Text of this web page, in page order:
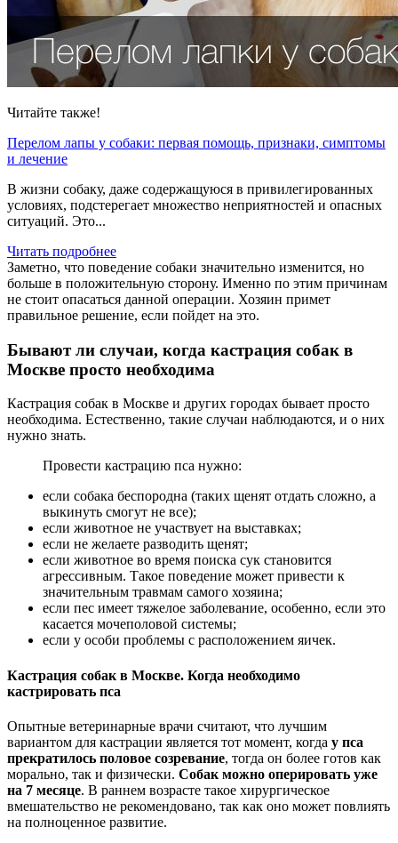
Читайте также!
Перелом лапы у собаки: первая помощь, признаки, симптомы
и лечение
В жизни собаку, даже содержащуюся в привилегированных
условиях, подстерегает множество неприятностей и опасных
ситуаций. Это...
Читать подробнее
Заметно, что поведение собаки значительно изменится, но
больше в положительную сторону. Именно по этим причинам
не стоит опасаться данной операции. Хозяин примет
правильное решение, если пойдет на это.
Бывают ли случаи, когда кастрация собак в
Москве просто необходима
Кастрация собак в Москве и других городах бывает просто
необходима. Естественно, такие случаи наблюдаются, и о них
нужно знать.
Провести кастрацию пса нужно:
если собака беспородна (таких щенят отдать сложно, а
выкинуть смогут не все);
если животное не участвует на выставках;
если не желаете разводить щенят;
если животное во время поиска сук становится
агрессивным. Такое поведение может привести к
значительным травмам самого хозяина;
если пес имеет тяжелое заболевание, особенно, если это
касается мочеполовой системы;
если у особи проблемы с расположением яичек.
Кастрация собак в Москве. Когда необходимо
кастрировать пса
Опытные ветеринарные врачи считают, что лучшим
вариантом для кастрации является тот момент, когда у пса
прекратилось половое созревание, тогда он более готов как
морально, так и физически. Собак можно оперировать уже
на 7 месяце. В раннем возрасте такое хирургическое
вмешательство не рекомендовано, так как оно может повлиять
на полноценное развитие.